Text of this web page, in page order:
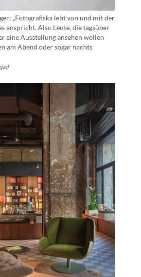
„Fotografiska lebt von und mit der
anspricht. Also Leute, die tagsüber
eine Ausstellung ansehen wollen
am Abend oder sogar nachts